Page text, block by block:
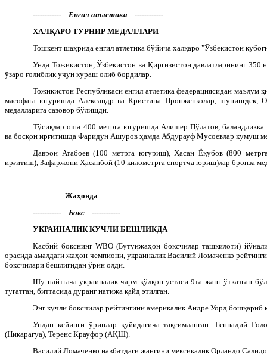
------------ Енгил атлетика ------------
ХАЛҚАРО ТУРНИР МЕДАЛЛАРИ
Тошкент шаҳрида енгил атлетика бўйича халқаро "Ўзбекистон
Унда Тожикистон, Ўзбекистон ва Қирғизистон давлатларининг 350
ўзаро ғолиблик учун кураш олиб бордилар.
Тожикистон Республикаси енгил атлетика федерациясидан маълум
масофага югуришда Александр ва Кристина Пронженколар, шунингдек,
медалларига сазовор бўлишди.
Тўсиқлар оша 400 метрга югуришда Алишер Пўлатов,
ва босқон ирғитишда Фаридун Ашуров ҳамда Абдурауф Мусоевлар кумуш
Даврон Атабоев (100 метрга югуриш), Ҳасан Ёқубов (800
ирғитиш), Зафаржони Ҳасанбой (10 километрга спортча юриш)лар бронза
====== Жаҳонда ======
------------ Бокс ------------
УКРАИНАЛИК КУЧЛИ БЕШЛИКДА
Касбий бокснингWBO (Бутунжаҳон боксчилар ташкилоти)
орасида амалдаги жаҳон чемпиони, украиналик Василий Ломаченко
боксчилари бешлигидан ўрин олди.
Шу пайтгача украиналик чарм қўлқоп устаси 9та жанг ўтказган
тугатган, биттасида дуранг натижа қайд этилган.
Энг кучли боксчилар рейтингини америкалик Андре Уорд бошқариб
Ундан кейинги ўринлар қуйидагича тақсимланган: Геннадий
(Никарагуа), Теренс Крауфор (АҚШ).
Василий Ломаченко навбатдаги жангини мексикалик Орландо